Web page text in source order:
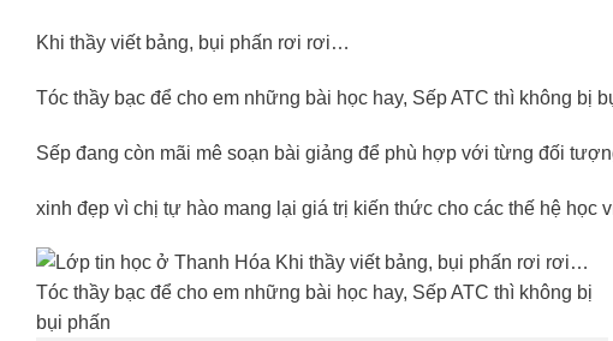
Khi thầy viết bảng, bụi phấn rơi rơi…
Tóc thầy bạc để cho em những bài học hay, Sếp ATC thì không bị
Sếp đang còn mãi mê soạn bài giảng để phù hợp với từng đối
xinh đẹp vì chị tự hào mang lại giá trị kiến thức cho các thế hệ học